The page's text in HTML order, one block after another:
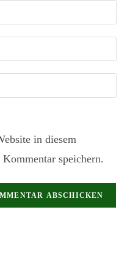
in diesem
speichern.